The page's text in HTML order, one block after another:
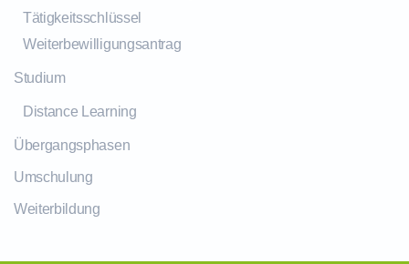
Tätigkeitsschlüssel
Weiterbewilligungsantrag
Studium
Distance Learning
Übergangsphasen
Umschulung
Weiterbildung